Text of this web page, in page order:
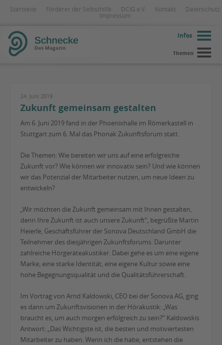
Startseite Förderer der Selbsthilfe DCIG e.V. Kontakt
Datenschutz
Impressum
Infos
Themen
24. Juni 2019
Zukunft gemeinsam gestalten
Am 6. Juni 2019 fand in der Phoenixhalle im Römerkastell in
Stuttgart zum 6. Mal das Phonak Zukunftsforum statt.
Die Themen: Wie bereiten wir uns auf eine erfolgreiche
Zukunft vor? Wie können wir innovativ sein? Und wie können
wir das Potenzial der Mitarbeiter nutzen, um neue Ideen zu
entwickeln?
„Wir möchten die Zukunft gemeinsam mit Ihnen gestalten,
denn Ihre Zukunft ist auch unsere Zukunft“, begrüßte Martin
Heierle, Geschäftsführer der Sonova Deutschland GmbH die
Teilnehmer des diesjährigen Zukunftsforums. Darunter
zahlreiche Hörgeräteakustiker. Dabei gehe es um eine eigene
Marke, eine starke Identität, eine eigene Kultur sowie eine
hohe Begegnungsqualität und die Qualitätsführerschaft.
Im Vortrag von Arnd Kaldowski, CEO bei der Sonova AG, ging
es dann um Zukunftsvisionen in der Hörakustik: „Was
braucht es, um auch morgen erfolgreich zu sein?“ Kaldowskis
Antwort: „Das Wichtigste ist, die besten und motiviertesten
Mitarbeiter zu haben. Wenn ich die habe, entstehen die